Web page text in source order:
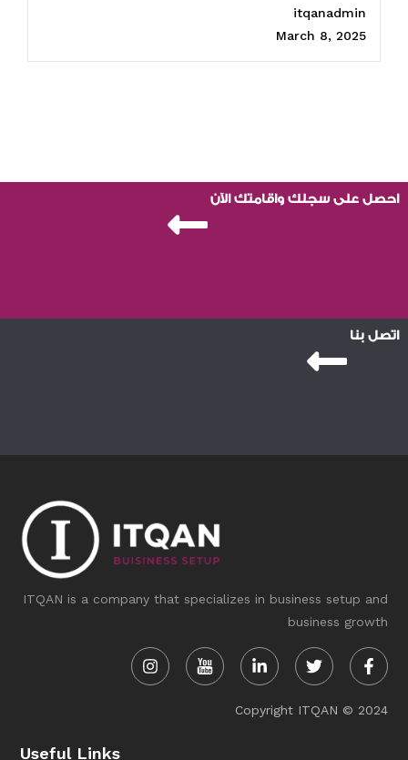
itqanadmin
March 8, 2025
احصل على سجلك واقامتك الآن
اتصل بنا
ITQAN is a company that specializes in business setup and
business growth
in f
Copyright ITQAN © 2024
Useful Links